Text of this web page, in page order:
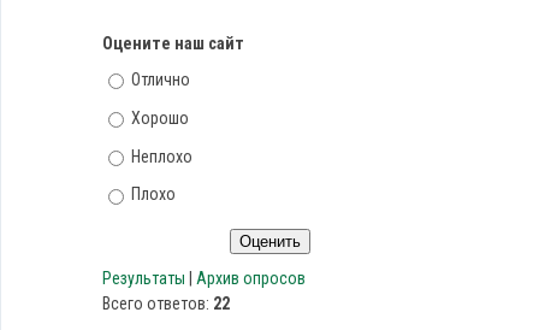
Оцените наш сайт
Отлично
Хорошо
Неплохо
Плохо
Результаты
Архив опросов
Всего ответов: 22